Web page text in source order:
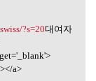
?s=20대여자
a>